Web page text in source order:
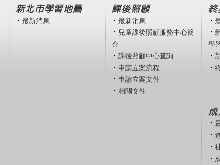
新北市學習地圖
最新消息
課後照顧
最新消息
兒童課後照顧服務中心簡
介
課後照顧中心查詢
申請立案流程
申請立案文件
相關文件
終
學